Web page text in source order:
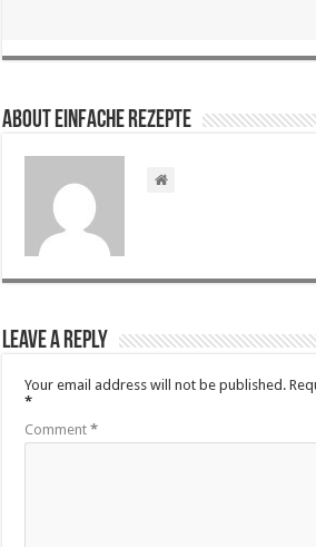
About Einfache Rezepte
Leave a Reply
Your email address will not be published.
*
Comment*